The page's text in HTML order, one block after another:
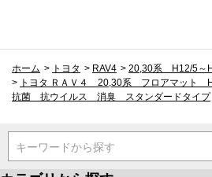
ホーム > トヨタ > RAV4 > 20,30系 H12/5～
> トヨタ ＲＡＶ４ 20,30系 フロアマット
抗菌 抗ウイルス 消臭 スタンダードタイプ
キーワードから探す